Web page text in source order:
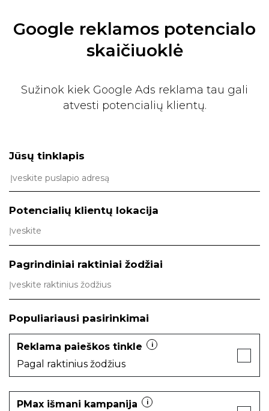
Google reklamos potencialo
skaičiuoklė
Sužinok kiek Google Ads reklama tau gali
atvesti potencialių klientų.
Jūsų tinklapis
Potencialių klientų lokacija
Pagrindiniai raktiniai žodžiai
Populiariausi pasirinkimai
Reklama paieškos tinkle i
Pagal raktinius žodžius
PMax išmani kampanija i